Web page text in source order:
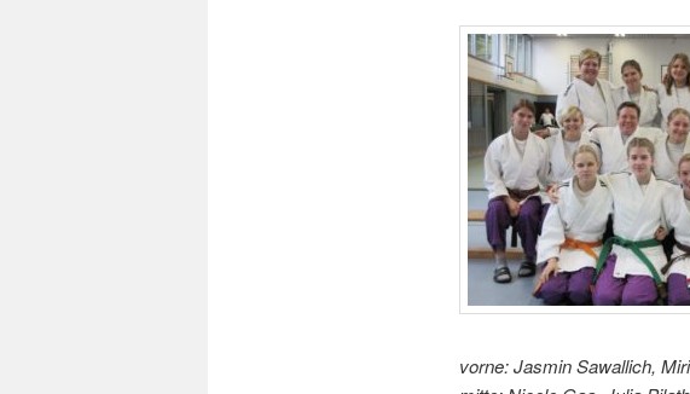
vorne: Jasmin Sawallich,